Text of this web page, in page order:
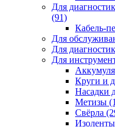
Для
(91)
Кабель-
Для
Для
Для
Круги и
Насадки
Метизы
Свёрла
Изоленты